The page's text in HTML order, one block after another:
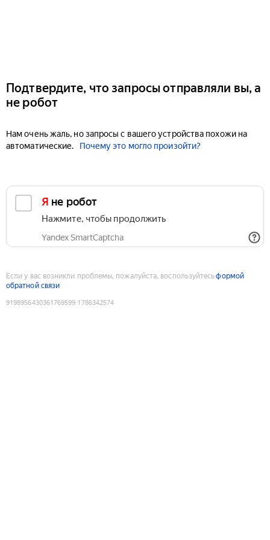
Подтвердите, что запросы отправляли вы, а
не робот
Нам очень жаль, но запросы с вашего устройства похожи на
автоматические.
Почему это могло произойти?
Я не робот
Нажмите, чтобы продолжить
Yandex SmartCaptcha
Если у вас возникли проблемы, пожалуйста, воспользуйтесьформой
обратной связи
9198956430361769599:1786342574